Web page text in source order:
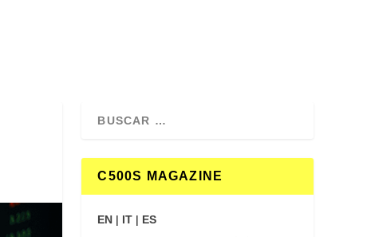
C500S MAGAZINE
EN | IT | ES